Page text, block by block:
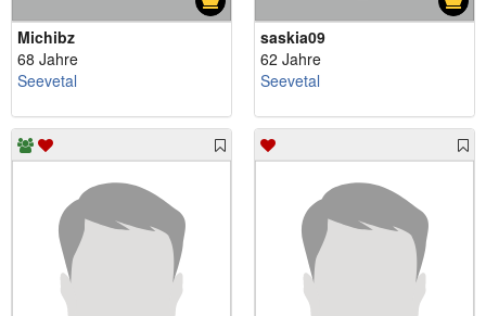
Michibz
68 Jahre
Seevetal
saskia09
62 Jahre
Seevetal